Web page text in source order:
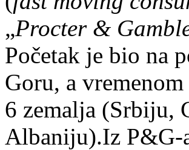
„Procter &
Početak je bio na
Goru, a
6 zemalja (Srbiju,
Albaniju).Iz P&G-